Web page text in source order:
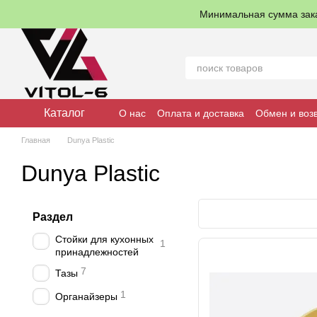
Минимальная сумма
Каталог О нас Оплата и доставка Обмен и
Главная Dunya Plastic
Dunya Plastic
Раздел
Стойки для кухонных
принадлежностей
1
Тазы 7
Органайзеры 1